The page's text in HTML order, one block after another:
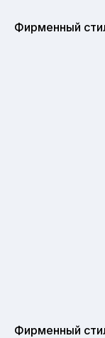
Фирменный
Фирменный